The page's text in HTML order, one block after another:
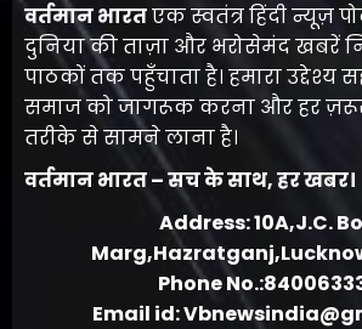
वर्तमान भारतएक स्वतंत्र हिंदी न्यूज़
दुनिया की ताज़ा और भरोसेमंद खबरें
पाठकों तक पहुँचाता है। हमारा उद्देश्य
समाज को जागरूक करना और हर
तरीके से सामने लाना है।
वर्तमान भारत – सच के साथ, हर खबर।
Address: 10A,J.C.
Phone
Email id: